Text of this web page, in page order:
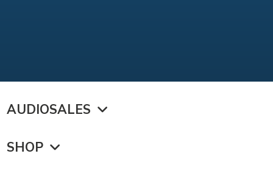
AUDIOSALES
SHOP